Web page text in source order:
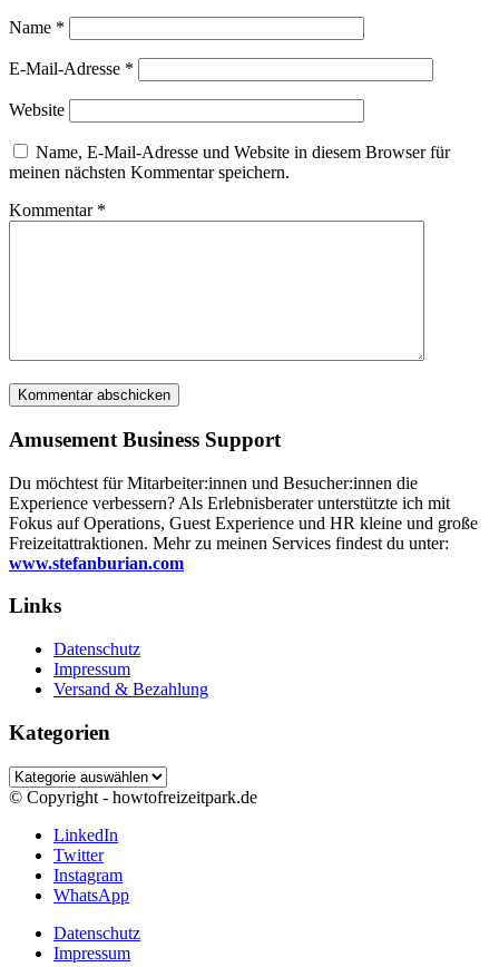
Name *
E-Mail-Adresse *
Website
Name, E-Mail-Adresse und Website in diesem Browser für
meinen nächsten Kommentar speichern.
Kommentar *
Amusement Business Support
Du möchtest für Mitarbeiter:innen und Besucher:innen die
Experience verbessern? Als Erlebnisberater unterstützte ich mit
Fokus auf Operations, Guest Experience und HR kleine und große
Freizeitattraktionen. Mehr zu meinen Services findest du unter:
www.stefanburian.com
Links
Datenschutz
Impressum
Versand & Bezahlung
Kategorien
Kategorien
© Copyright - howtofreizeitpark.de
LinkedIn
Twitter
Instagram
WhatsApp
Datenschutz
Impressum